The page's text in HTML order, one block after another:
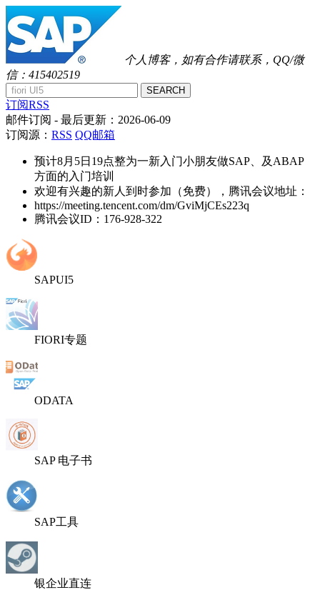
个人博客，如有合作请联系，QQ/微
信：415402519
SEARCH
订阅RSS
邮件订阅 - 最后更新： 2026-06-09
订阅源： RSS QQ邮箱
预计8月5日19点整为一新入门小朋友做SAP、及ABAP
方面的入门培训
欢迎有兴趣的新人到时参加（免费），腾讯会议地址：
https://meeting.tencent.com/dm/GviMjCEs223q
腾讯会议ID：176-928-322
SAPUI5
FIORI专题
ODATA
SAP 电子书
SAP工具
银企业直连